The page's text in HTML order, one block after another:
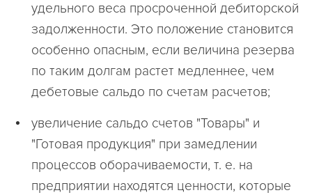
удельного веса просроченной дебиторской
задолженности. Это положение становится
особенно опасным, если величина резерва
по таким долгам растет медленнее, чем
дебетовые сальдо по счетам расчетов;
увеличение сальдо счетов "Товары" и
"Готовая продукция" при замедлении
процессов оборачиваемости, т. е. на
предприятии находятся ценности, которые